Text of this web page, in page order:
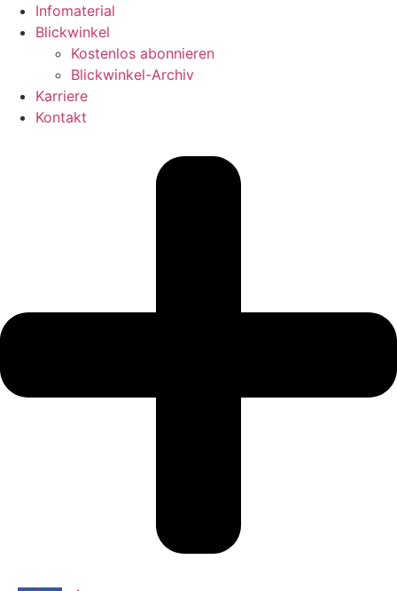
Infomaterial
Blickwinkel
Kostenlos abonnieren
Blickwinkel-Archiv
Karriere
Kontakt